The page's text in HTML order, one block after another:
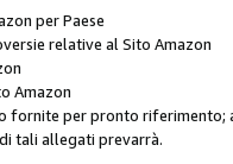
per Paese
relative al Sito Amazon
Amazon
per pronto riferimento;
tali allegati prevarrà.